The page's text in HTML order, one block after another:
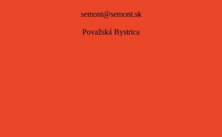
semont@semont.sk
Považská Bystrica